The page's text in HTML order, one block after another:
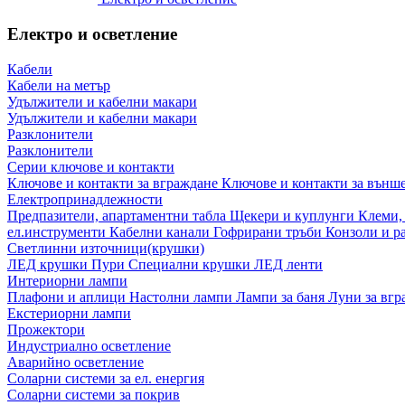
Електро и осветление
Кабели
Кабели на метър
Удължители и кабелни макари
Удължители и кабелни макари
Разклонители
Разклонители
Серии ключове и контакти
Ключове и контакти за вграждане Ключове и контакти за
Електропринадлежности
Предпазители, апартаментни табла Щекери и куплунги Клеми,
ел.инструменти Кабелни канали Гофрирани тръби Конзоли и
Светлинни източници(крушки)
ЛЕД крушки Пури Специални крушки ЛЕД ленти
Интериорни лампи
Плафони и аплици Настолни лампи Лампи за баня Луни за
Екстериорни лампи
Прожектори
Индустриално осветление
Аварийно осветление
Соларни системи за ел. енергия
Соларни системи за покрив